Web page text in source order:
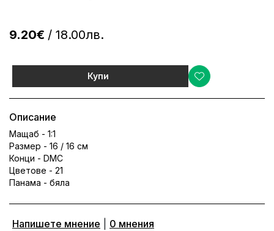
9.20€ / 18.00лв.
Купи
Описание
Мащаб - 1:1
Размер - 16 / 16 см
Конци - DMC
Цветове - 21
Панама - бяла
Напишете мнение 0 мнения